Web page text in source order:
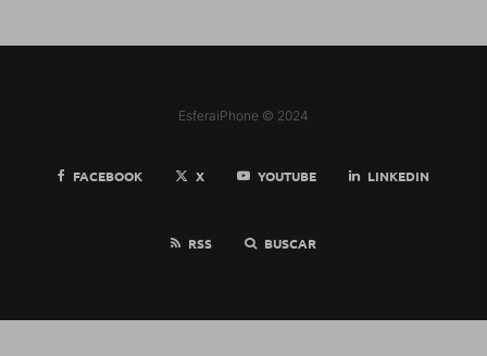
EsferaiPhone © 2024
FACEBOOK X YOUTUBE LINKEDIN
RSS BUSCAR